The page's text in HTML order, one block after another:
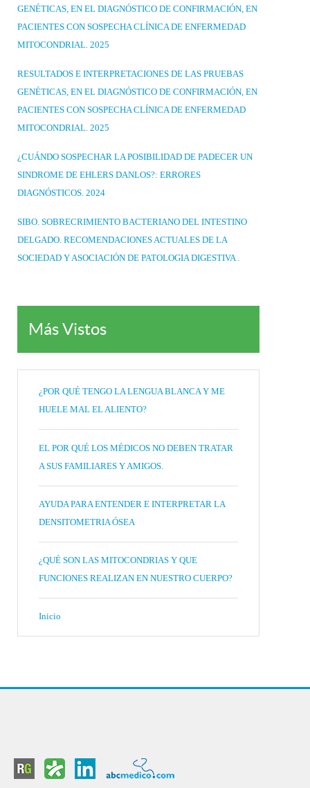
GENÉTICAS, EN EL DIAGNÓSTICO DE CONFIRMACIÓN, EN
PACIENTES CON SOSPECHA CLÍNICA DE ENFERMEDAD
MITOCONDRIAL. 2025
RESULTADOS E INTERPRETACIONES DE LAS PRUEBAS
GENÉTICAS, EN EL DIAGNÓSTICO DE CONFIRMACIÓN, EN
PACIENTES CON SOSPECHA CLÍNICA DE ENFERMEDAD
MITOCONDRIAL. 2025
¿CUÁNDO SOSPECHAR LA POSIBILIDAD DE PADECER UN
SINDROME DE EHLERS DANLOS?: ERRORES
DIAGNÓSTICOS. 2024
SIBO. SOBRECRIMIENTO BACTERIANO DEL INTESTINO
DELGADO. RECOMENDACIONES ACTUALES DE LA
SOCIEDAD Y ASOCIACIÓN DE PATOLOGIA DIGESTIVA .
Más Vistos
¿POR QUÉ TENGO LA LENGUA BLANCA Y ME
HUELE MAL EL ALIENTO?
EL POR QUÉ LOS MÉDICOS NO DEBEN TRATAR
A SUS FAMILIARES Y AMIGOS.
AYUDA PARA ENTENDER E INTERPRETAR LA
DENSITOMETRIA ÓSEA
¿QUÉ SON LAS MITOCONDRIAS Y QUE
FUNCIONES REALIZAN EN NUESTRO CUERPO?
Inicio